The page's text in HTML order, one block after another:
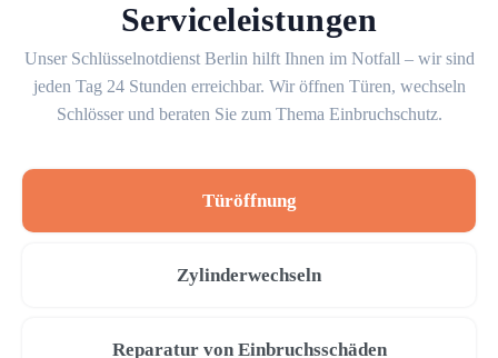
Serviceleistungen
Unser Schlüsselnotdienst Berlin hilft Ihnen im Notfall – wir sind
jeden Tag 24 Stunden erreichbar. Wir öffnen Türen, wechseln
Schlösser und beraten Sie zum Thema Einbruchschutz.
Türöffnung
Zylinderwechseln
Reparatur von Einbruchsschäden